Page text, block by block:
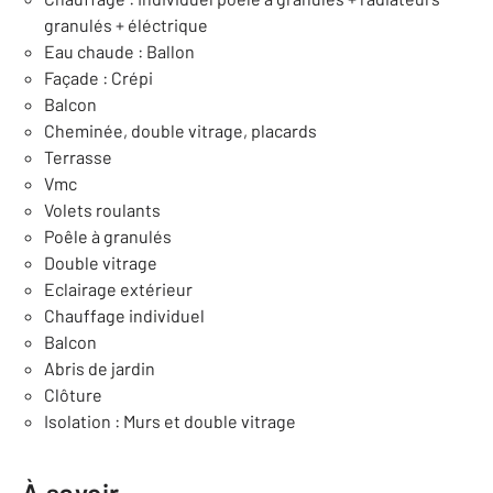
granulés + éléctrique
Eau chaude : Ballon
Façade : Crépi
Balcon
Cheminée, double vitrage, placards
Terrasse
Vmc
Volets roulants
Poêle à granulés
Double vitrage
Eclairage extérieur
Chauffage individuel
Balcon
Abris de jardin
Clôture
Isolation : Murs et double vitrage